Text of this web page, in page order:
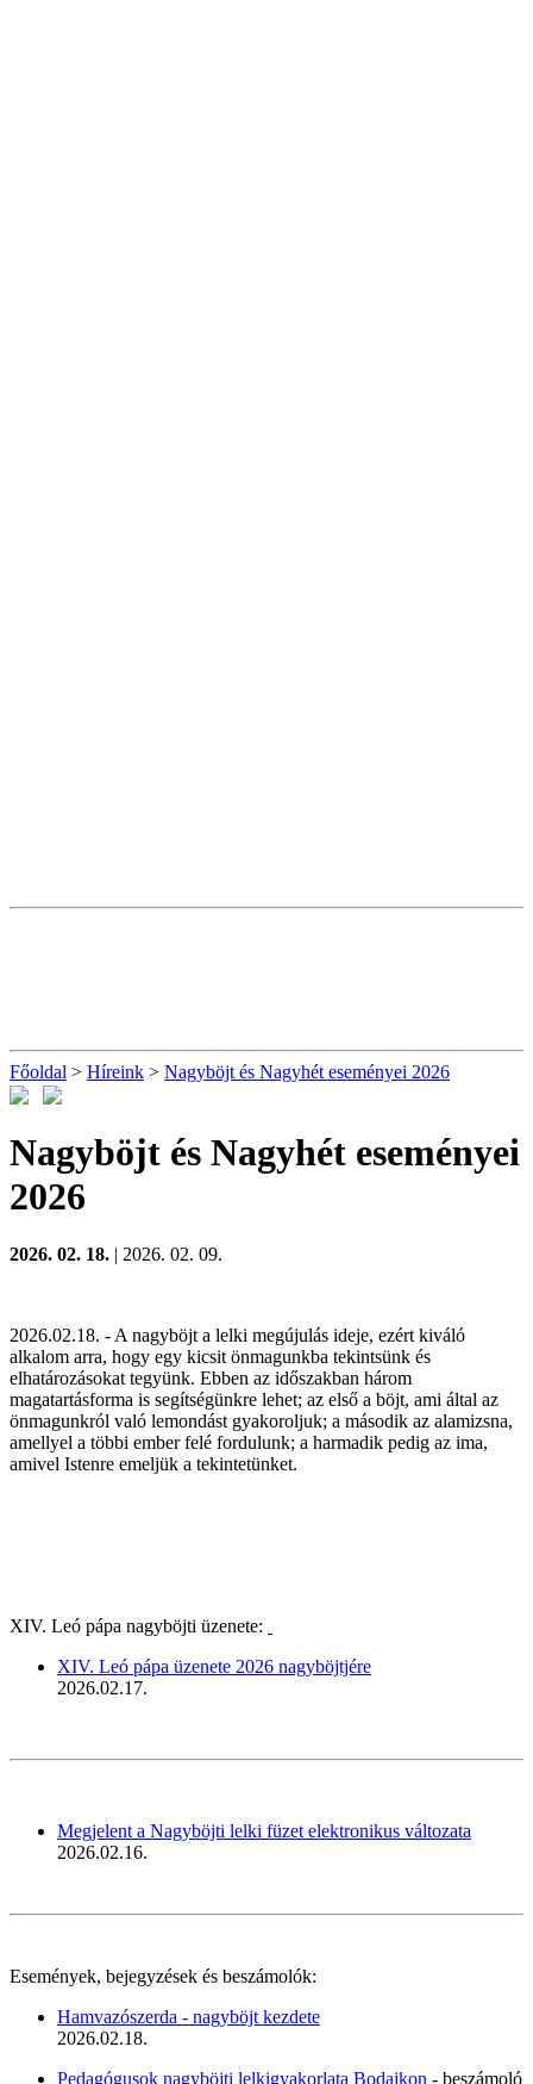
Főoldal > Híreink > Nagyböjt és Nagyhét eseményei 2026
Nagyböjt és Nagyhét eseményei
2026
2026. 02. 18. | 2026. 02. 09.
2026.02.18. - A nagyböjt a lelki megújulás ideje, ezért kiváló
alkalom arra, hogy egy kicsit önmagunkba tekintsünk és
elhatározásokat tegyünk. Ebben az időszakban három
magatartásforma is segítségünkre lehet; az első a böjt, ami által az
önmagunkról való lemondást gyakoroljuk; a második az alamizsna,
amellyel a többi ember felé fordulunk; a harmadik pedig az ima,
amivel Istenre emeljük a tekintetünket.
XIV. Leó pápa nagyböjti üzenete:
XIV. Leó pápa üzenete 2026 nagyböjtjére
2026.02.17.
Megjelent a Nagyböjti lelki füzet elektronikus változata
2026.02.16.
Események, bejegyzések és beszámolók:
Hamvazószerda - nagyböjt kezdete
2026.02.18.
Pedagógusok nagyböjti lelkigyakorlata Bodajkon - beszámoló